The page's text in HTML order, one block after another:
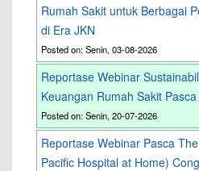
Rumah Sakit untuk Berbagai
di Era JKN
Posted on: Senin, 03-08-2026
Reportase Webinar
Keuangan Rumah Sakit
Posted on: Senin, 20-07-2026
Reportase Webinar Pasca
Pacific Hospital at Home)